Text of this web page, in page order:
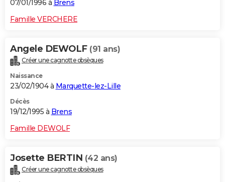
07/01/1996 à Brens
Famille VERCHERE
Angele DEWOLF (91 ans)
Créer une cagnotte obsèques
Naissance
23/02/1904 à Marquette-lez-Lille
Décès
19/12/1995 à Brens
Famille DEWOLF
Josette BERTIN (42 ans)
Créer une cagnotte obsèques